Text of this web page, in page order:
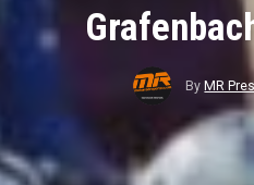
ByMR